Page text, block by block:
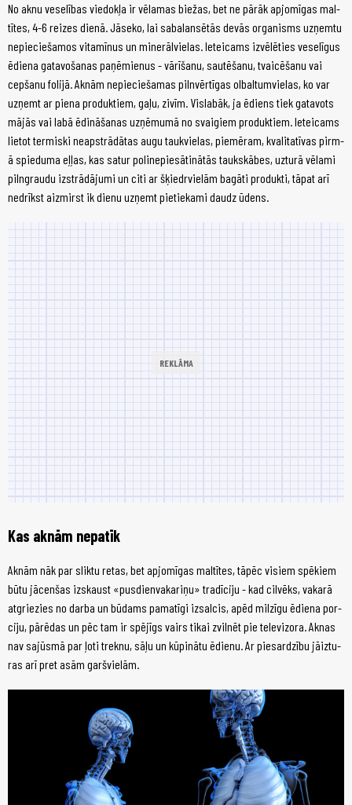
No ak­nu ve­se­lī­bas vie­dok­ļa ir vē­la­mas bie­žas, bet ne pā­rāk ap­jo­mī­gas mal­
tī­tes, 4-6 rei­zes die­nā. Jā­se­ko, lai sa­ba­lan­sē­tās de­vās or­ga­nisms uz­ņem­tu
ne­pie­cie­ša­mos vi­ta­mī­nus un mi­ne­rāl­vie­las. Ie­tei­cams iz­vē­lē­ties ve­se­lī­gus
ēdie­na ga­ta­vo­ša­nas pa­ņē­mie­nus - vā­rī­ša­nu, sau­tē­ša­nu, tvai­cē­ša­nu vai
cep­ša­nu fo­li­jā. Ak­nām ne­pie­cie­ša­mas piln­vēr­tī­gas ol­bal­tum­vie­las, ko var
uz­ņemt ar pie­na pro­duk­tiem, ga­ļu, zi­vīm. Vis­la­bāk, ja ēdiens tiek ga­ta­vots
mā­jās vai la­bā ēdi­nā­ša­nas uz­ņē­mu­mā no svai­giem pro­duk­tiem. Ie­tei­cams
lie­tot ter­mis­ki ne­ap­strā­dā­tas augu tauk­vie­las, pie­mē­ram, kva­li­ta­tī­vas pirm­
ā spie­du­ma eļ­ļas, kas sa­tur po­li­ne­pie­sā­ti­nā­tās tauk­skā­bes, uz­tu­rā vē­la­mi
piln­grau­du iz­strā­dā­ju­mi un ci­ti ar šķiedr­vie­lām ba­gā­ti pro­duk­ti, tā­pat arī
ne­drīkst aiz­mirst ik die­nu uz­ņemt pie­tie­ka­mi daudz ūdens.
Kas ak­nām ne­pa­tīk
Ak­nām nāk par slik­tu re­tas, bet ap­jo­mī­gas mal­tī­tes, tā­pēc vis­iem spē­kiem
bū­tu jā­cen­šas iz­skaust «pus­dien­va­ka­ri­ņu» tra­dī­ci­ju - kad cil­vēks, va­ka­rā
at­grie­zies no dar­ba un bū­dams pa­ma­tī­gi iz­sal­cis, ap­ēd mil­zī­gu ēdie­na por­
ci­ju, pār­ēdas un pēc tam ir spē­jīgs vairs ti­kai zvil­nēt pie tele­vi­zo­ra. Ak­nas
nav sa­jūs­mā par ļo­ti trek­nu, sā­ļu un kū­pi­nā­tu ēdie­nu. Ar pie­sar­dzī­bu jā­iz­tu­
ras arī pret asām garš­vie­lām.